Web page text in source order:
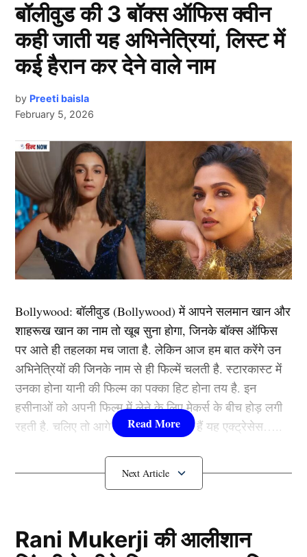
Weather Report
दिल्ली में मंगलवार को रूक रुक कर हुई बारिश (Weather
report) के कारण मौसम काफी सुहाना बना रहा। यहां अधिकतम
तापमान सामान्य से 0.6 डिग्री कम 33.6 डिग्री सेल्सियस दर्ज
किया गया। इसी बीच मौसम विभाग ने आगामी तीन दिनों के लिए
बारिश का येलो अलर्ट जारी कर दिया है। आईएमडी की मानें तो
हो सकती है। विभाग ने येलो अलर्ट जारी करते हुए लोगों से
सावधान रहने की अपील की है। यानी की आने वाले दिनों में दिल्ली
में और भी ज्यादा पानी बरसने वाला है जिससे की जलभराव या
फिर जाम की समस्या पैदा हो सकती है।
राजस्थान में आज भी होगी मूसलाधार बारिश
Next Article
बॉलीवुड की 3 बॉक्स ऑफिस क्वीन
कही जाती यह अभिनेत्रियां, लिस्ट में
कई हैरान कर देने वाले नाम
by Preeti baisla
February 5, 2026
Bollywood:बॉलीवुड (Bollywood)में आपने सलमान खान और
शाहरूख खान का नाम तो खूब सुना होगा, जिनके बॉक्स ऑफिस
पर आते ही तहलका मच जाता है. लेकिन आज हम बात करेंगे उन
अभिनेत्रियों की जिनके नाम से ही फिल्में चलती है. स्टारकास्ट में
उनका होना यानी की फिल्म का पक्का हिट होना तय है. इन
हसीनाओं को अपनी फिल्म में लेने के लिए मेकर्स के बीच होड़ लगी
रहती है. चलिए तो आगे जानते हैं कौन-कौन हैं यह एक्ट्रेसेस…..
कौन हैंBollywood की यह हसीनाएं?
Padukone)
Rani Mukerji की आलीशान